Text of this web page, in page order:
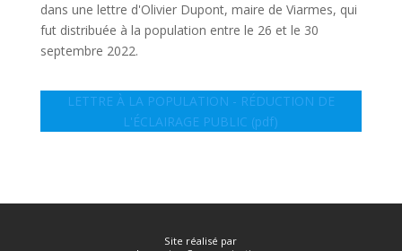
dans une lettre d'Olivier Dupont, maire de Viarmes, qui
fut distribuée à la population entre le 26 et le 30
septembre 2022.
LETTRE À LA POPULATION - RÉDUCTION DE
L'ÉCLAIRAGE PUBLIC (pdf)
Site réalisé par